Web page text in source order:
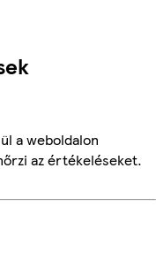
a weboldalon
az értékeléseket.